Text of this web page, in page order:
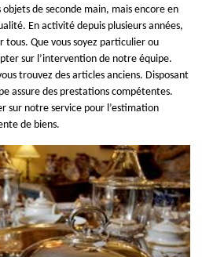
de seconde main, mais encore en
En activité depuis plusieurs années,
tous. Que vous soyez particulier ou
sur l’intervention de notre équipe.
trouvez des articles anciens. Disposant
assure des prestations compétentes.
sur notre service pour l’estimation
de biens.